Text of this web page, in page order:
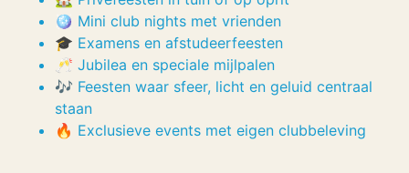
🪩 Mini club nights met vrienden
🎓 Examens en afstudeerfeesten
🥂 Jubilea en speciale mijlpalen
🎶 Feesten waar sfeer, licht en geluid centraal
staan
🔥 Exclusieve events met eigen clubbeleving